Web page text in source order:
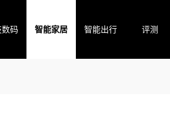
数码 智能家居 智能出行 评测